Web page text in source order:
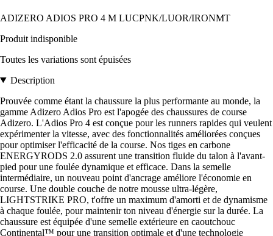
ADIZERO ADIOS PRO 4 M LUCPNK/LUOR/IRONMT
Produit indisponible
Toutes les variations sont épuisées
Description
Prouvée comme étant la chaussure la plus performante au monde, la
gamme Adizero Adios Pro est l'apogée des chaussures de course
Adizero. L'Adios Pro 4 est conçue pour les runners rapides qui veulent
expérimenter la vitesse, avec des fonctionnalités améliorées conçues
pour optimiser l'efficacité de la course. Nos tiges en carbone
ENERGYRODS 2.0 assurent une transition fluide du talon à l'avant-
pied pour une foulée dynamique et efficace. Dans la semelle
intermédiaire, un nouveau point d'ancrage améliore l'économie en
course. Une double couche de notre mousse ultra-légère,
LIGHTSTRIKE PRO, t'offre un maximum d'amorti et de dynamisme
à chaque foulée, pour maintenir ton niveau d'énergie sur la durée. La
chaussure est équipée d'une semelle extérieure en caoutchouc
Continental™ pour une transition optimale et d'une technologie